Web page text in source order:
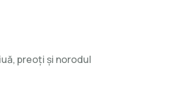
preoți și norodul